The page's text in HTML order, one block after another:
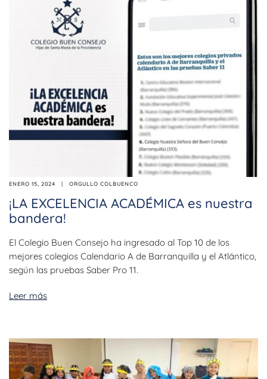
ENERO 15, 2024 ORGULLO COLBUENCO
¡LA EXCELENCIA ACADÉMICA es nuestra
bandera!
El Colegio Buen Consejo ha ingresado al Top 10 de los
mejores colegios Calendario A de Barranquilla y el Atlántico,
según las pruebas Saber Pro 11.
Leer más